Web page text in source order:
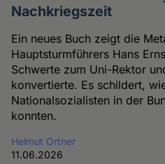
Nachkriegszeit
Ein neues Buch zeigt die
Hauptsturmführers Hans
Schwerte zum Uni-Rektor
konvertierte. Es schildert,
Nationalsozialisten in der
konnten.
Helmut Ortner
11.06.2026